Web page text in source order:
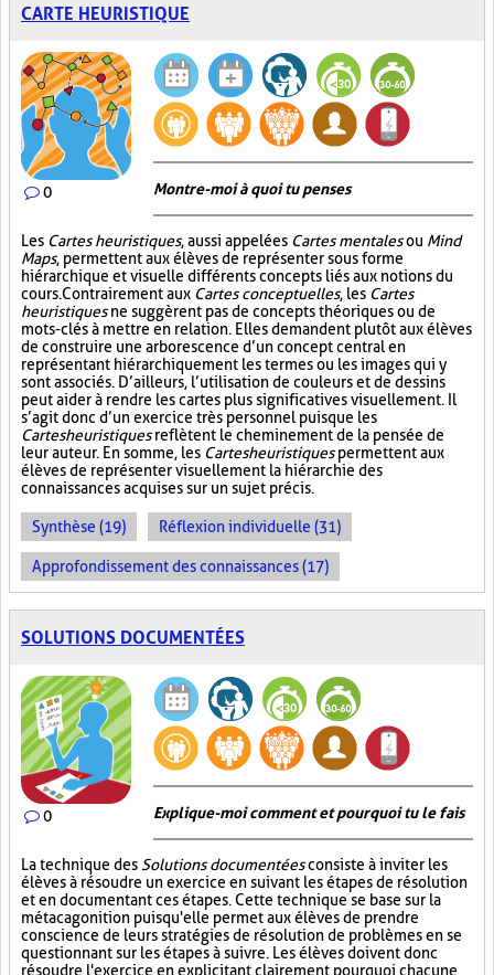
CARTE HEURISTIQUE
0 Montre-moi à quoi tu penses
Les Cartes heuristiques, aussi appelées Cartes mentalesou Mind
Maps, permettent aux élèves de représenter sous forme
hiérarchique et visuelle différents concepts liés aux notions du
cours. Contrairement aux Cartes conceptuelles, les Cartes
heuristiquesne suggèrent pas de concepts théoriques ou de
mots-clés à mettre en relation. Elles demandent plutôt aux élèves
de construire une arborescence d’un concept central en
représentant hiérarchiquement les termes ou les images qui y
sont associés. D’ailleurs, l’utilisation de couleurs et de dessins
peut aider à rendre les cartes plus significatives visuellement. Il
s’agit donc d’un exercice très personnel puisque les
Cartes heuristiquesreflètent le cheminement de la pensée de
leur auteur. En somme, les Cartes heuristiquespermettent aux
élèves de représenter visuellement la hiérarchie des
connaissances acquises sur un sujet précis.
Synthèse (19) Réflexion individuelle (31)
Approfondissement des connaissances (17)
SOLUTIONS DOCUMENTÉES
0 Explique-moi comment et pourquoi tu le fais
La technique des Solutions documentéesconsiste à inviter les
élèves à résoudre un exercice en suivant les étapes de résolution
et en documentant ces étapes. Cette technique se base sur la
métacagonition puisqu'elle permet aux élèves de prendre
conscience de leurs stratégies de résolution de problèmes en se
questionnant sur les étapes à suivre. Les élèves doivent donc
résoudre l'exercice en explicitant clairement pourquoi chacune